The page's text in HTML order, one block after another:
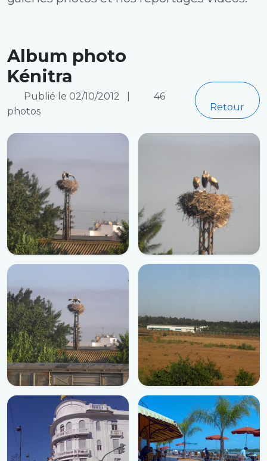
Album photo
Kénitra
Publié le 02/10/2012
46
photos
Retour